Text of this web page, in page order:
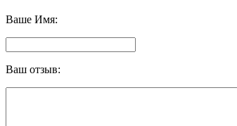
Ваше Имя:
Ваш отзыв: